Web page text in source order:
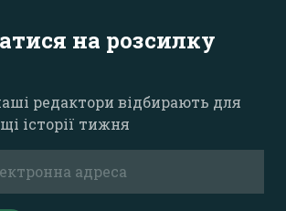
на розсилку
редактори відбирають для
історії тижня